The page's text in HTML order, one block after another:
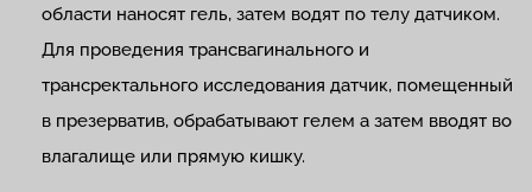
области наносят гель, затем водят по телу датчиком.
Для проведения трансвагинального и
трансректального исследования датчик, помещенный
в презерватив, обрабатывают гелем а затем вводят во
влагалище или прямую кишку.